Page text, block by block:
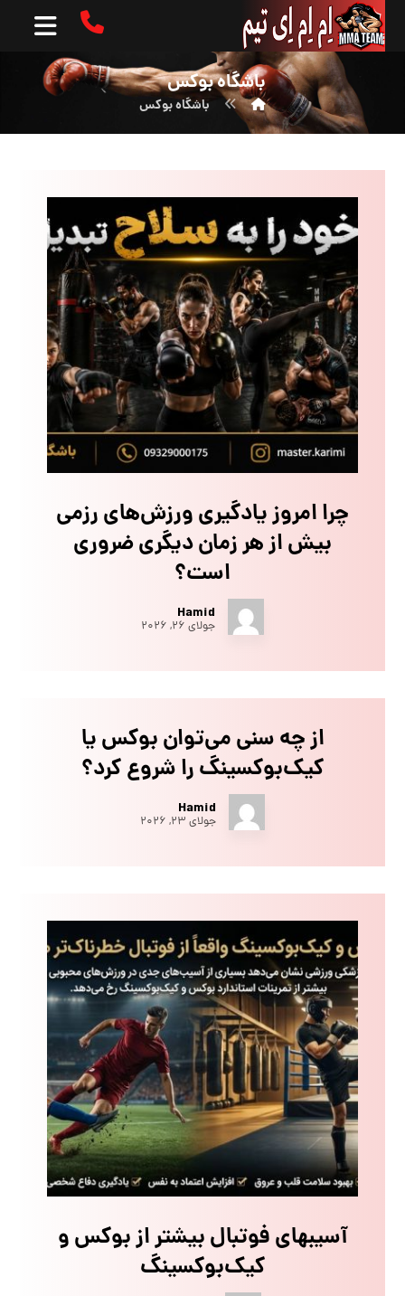
باشگاه بوکس
باشگاه بوکس
چرا امروز یادگیری ورزش‌های رزمی
بیش از هر زمان دیگری ضروری
است؟
Hamid
جولای ۲۶, ۲۰۲۶
از چه سنی می‌توان بوکس یا
کیک‌بوکسینگ را شروع کرد؟
Hamid
جولای ۲۳, ۲۰۲۶
آسیبهای فوتبال بیشتر از بوکس و
کیک‌بوکسینگ